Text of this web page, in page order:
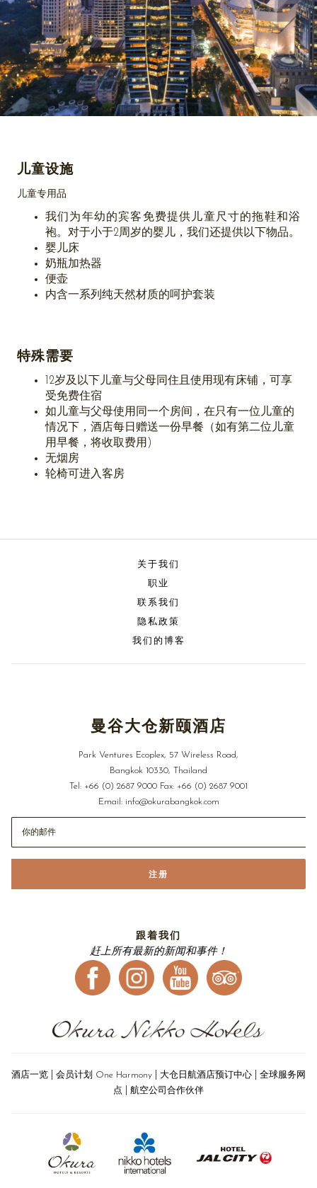
儿童设施
儿童专用品
我们为年幼的宾客免费提供儿童尺寸的拖鞋和浴
袍。对于小于2周岁的婴儿，我们还提供以下物品。
婴儿床
奶瓶加热器
便壶
内含一系列纯天然材质的呵护套装
特殊需要
12岁及以下儿童与父母同住且使用现有床铺，可享
受免费住宿
如儿童与父母使用同一个房间，在只有一位儿童的
情况下，酒店每日赠送一份早餐（如有第二位儿童
用早餐，将收取费用)
无烟房
轮椅可进入客房
关于我们
职业
联系我们
隐私政策
我们的博客
曼谷大仓新颐酒店
Park Ventures Ecoplex, 57 Wireless Road,
Bangkok 10330, Thailand
Tel: +66 (0) 2687 9000 Fax: +66 (0) 2687 9001
Email: info@okurabangkok.com
注册
跟着我们
赶上所有最新的新闻和事件！
酒店一览 会员计划 One Harmony 大仓日航酒店预订中心
全球服务网
点
航空公司合作伙伴